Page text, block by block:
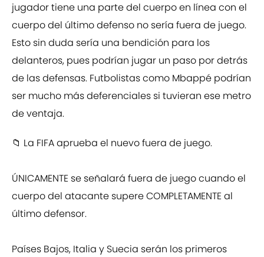
jugador tiene una parte del cuerpo en línea con el
cuerpo del último defenso no sería fuera de juego.
Esto sin duda sería una bendición para los
delanteros, pues podrían jugar un paso por detrás
de las defensas. Futbolistas como Mbappé podrían
ser mucho más deferenciales si tuvieran ese metro
de ventaja.
📁 La FIFA aprueba el nuevo fuera de juego.
ÚNICAMENTE se señalará fuera de juego cuando el
cuerpo del atacante supere COMPLETAMENTE al
último defensor.
Países Bajos, Italia y Suecia serán los primeros